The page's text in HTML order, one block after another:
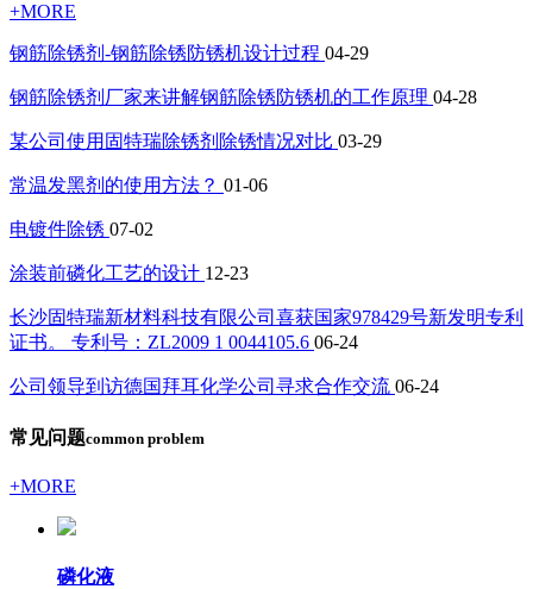
+MORE
钢筋除锈剂-钢筋除锈防锈机设计过程 04-29
钢筋除锈剂厂家来讲解钢筋除锈防锈机的工作原理 04-28
某公司使用固特瑞除锈剂除锈情况对比 03-29
常温发黑剂的使用方法？ 01-06
电镀件除锈 07-02
涂装前磷化工艺的设计 12-23
长沙固特瑞新材料科技有限公司喜获国家978429号新发明专利
证书。 专利号：ZL2009 1 0044105.6 06-24
公司领导到访德国拜耳化学公司寻求合作交流 06-24
常见问题common problem
+MORE
磷化液